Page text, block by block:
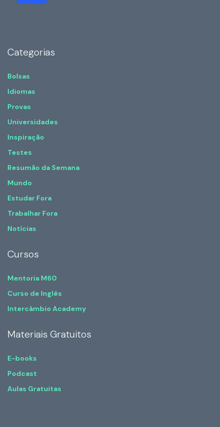
Categorias
Bolsas
Idiomas
Provas
Universidades
Inspiração
Testes
Resumão da Semana
Mundo
Estudar Fora
Trabalhar Fora
Notícias
Cursos
Mentoria M60
Curso de Inglês
Intercâmbio Academy
Materiais Gratuitos
E-books
Podcast
Aulas Gratuitas